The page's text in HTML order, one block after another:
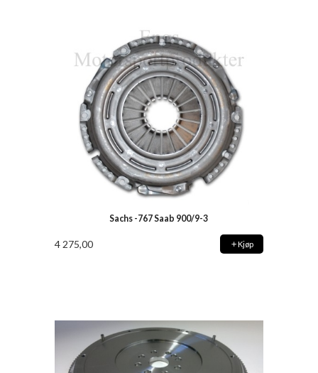
Sachs -767 Saab 900/9-3
4 275,00 Kjøp